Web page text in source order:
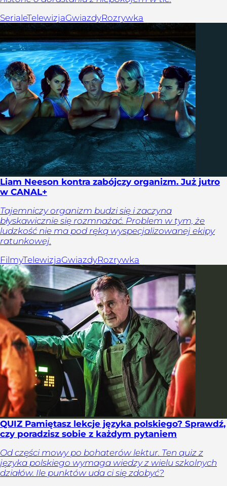
SerialeTelewizjaGwiazdyRozrywka
Liam Neeson kontra zabójczy organizm. Już jutro
w CANAL+
Tajemniczy organizm budzi się i zaczyna
błyskawicznie się rozmnażać. Problem w tym, że
ludzkość nie ma pod ręką wyspecjalizowanej ekipy
ratunkowej.
FilmyTelewizjaGwiazdyRozrywka
QUIZ Pamiętasz lekcje języka polskiego? Sprawdź,
czy poradzisz sobie z każdym pytaniem
Od części mowy po bohaterów lektur. Ten quiz z
języka polskiego wymaga wiedzy z wielu szkolnych
działów. Ile punktów uda ci się zdobyć?